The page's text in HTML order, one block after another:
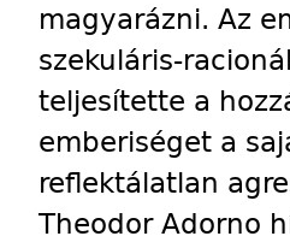
magyarázni. Az
szekuláris-
teljesítette a
emberiséget a
reflektálatlan
Theodor Adorno